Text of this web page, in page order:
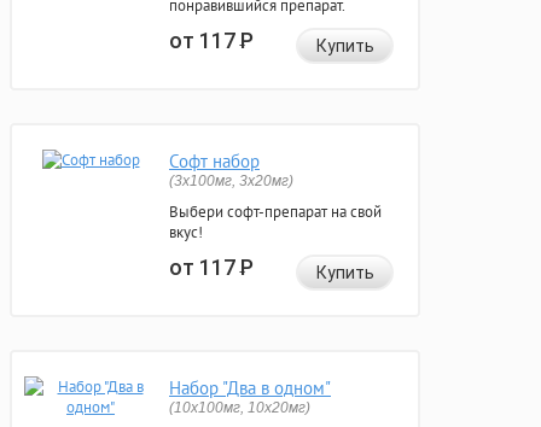
понравившийся препарат.
от 117Р Купить
Софт набор
(3x100мг, 3x20мг)
Выбери софт-препарат на свой
вкус!
от 117Р Купить
Набор "Два в одном"
(10x100мг, 10x20мг)